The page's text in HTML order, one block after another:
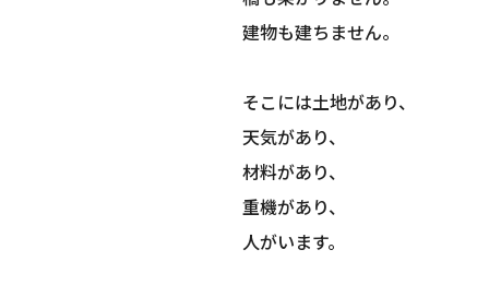
建物も建ちません。
そこには土地があり、
天気があり、
材料があり、
重機があり、
人がいます。